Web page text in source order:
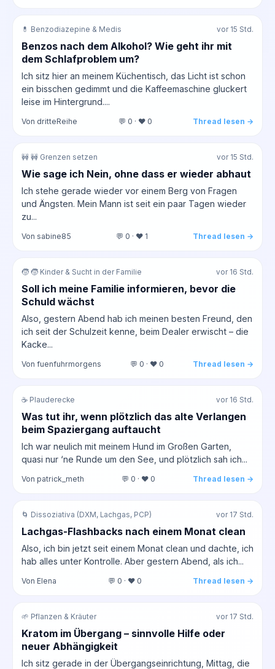
💊 Benzodiazepine & Medis vor 15 Std.
Benzos nach dem Alkohol? Wie geht ihr mit
dem Schlafproblem um?
Ich sitz hier an meinem Küchentisch, das Licht ist schon
ein bisschen gedimmt und die Kaffeemaschine gluckert
leise im Hintergrund....
Von dritteReihe 💬 0 · ❤️ 0 Thread lesen →
🚧 🚧 Grenzen setzen vor 15 Std.
Wie sage ich Nein, ohne dass er wieder abhaut
Ich stehe gerade wieder vor einem Berg von Fragen
und Ängsten. Mein Mann ist seit ein paar Tagen wieder
zu...
Von sabine85 💬 0 · ❤️ 1 Thread lesen →
🧒 🧒 Kinder & Sucht in der Familie vor 16 Std.
Soll ich meine Familie informieren, bevor die
Schuld wächst
Also, gestern Abend hab ich meinen besten Freund, den
ich seit der Schulzeit kenne, beim Dealer erwischt – die
Kacke...
Von fuenfuhrmorgens 💬 0 · ❤️ 0 Thread lesen →
☕ Plauderecke vor 16 Std.
Was tut ihr, wenn plötzlich das alte Verlangen
beim Spaziergang auftaucht
Ich war neulich mit meinem Hund im Großen Garten,
quasi nur ‘ne Runde um den See, und plötzlich sah ich...
Von patrick_meth 💬 0 · ❤️ 0 Thread lesen →
🌀 Dissoziativa (DXM, Lachgas, PCP) vor 17 Std.
Lachgas-Flashbacks nach einem Monat clean
Also, ich bin jetzt seit einem Monat clean und dachte, ich
hab alles unter Kontrolle. Aber gestern Abend, als ich...
Von Elena 💬 0 · ❤️ 0 Thread lesen →
🌱 Pflanzen & Kräuter vor 17 Std.
Kratom im Übergang – sinnvolle Hilfe oder
neuer Abhängigkeit
Ich sitz gerade in der Übergangseinrichtung, Mittag, die